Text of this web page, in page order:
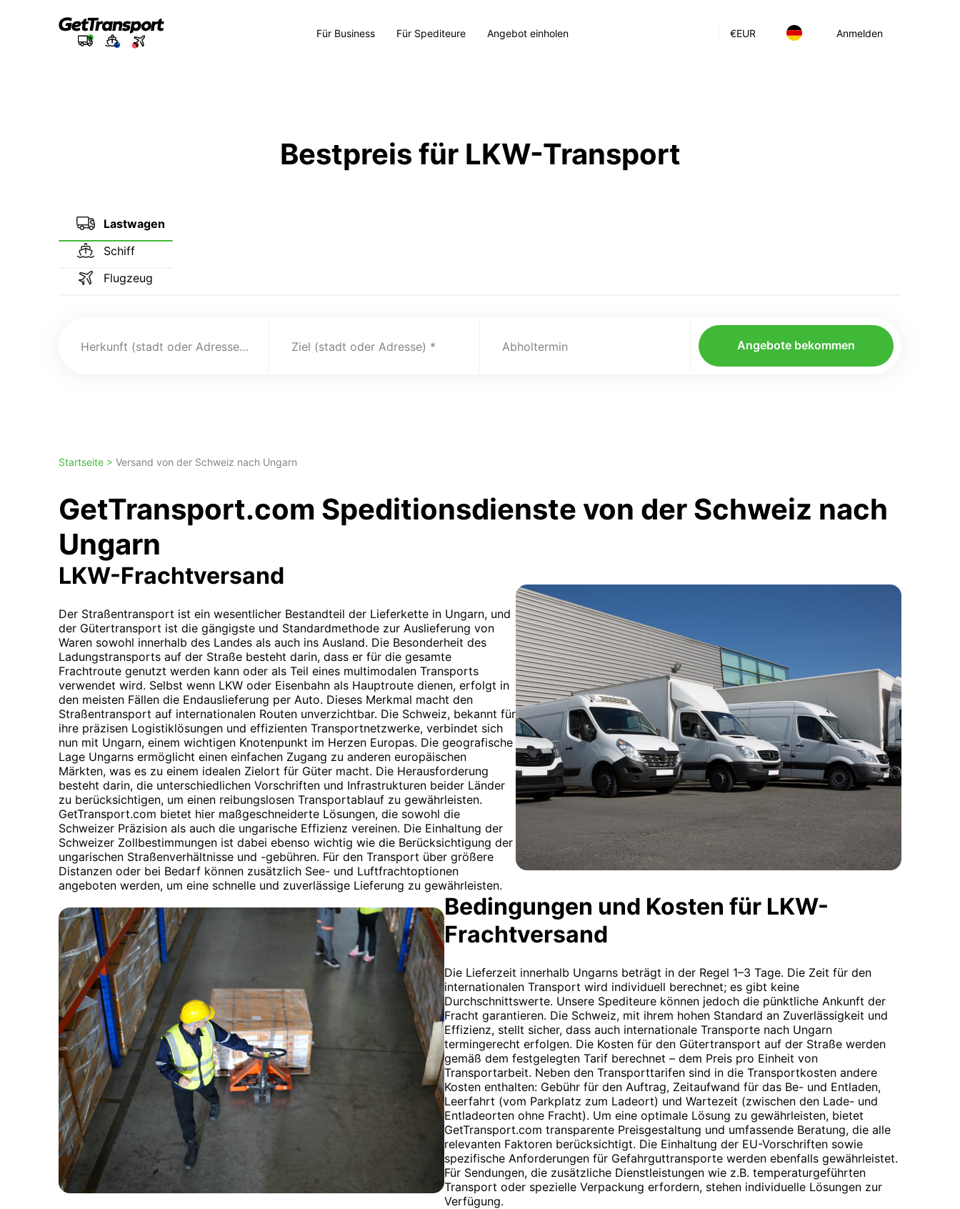
€EUR Anmelden
Für Business Für Spediteure Angebot einholen
Bestpreis für LKW-Transport
Lastwagen
Schiff
Flugzeug
Herkunft (stadt oder Adresse) Ziel (stadt oder Adresse) Abholtermin Angebote bekommen
Startseite > Versand von der Schweiz nach Ungarn
GetTransport.com Speditionsdienste von der Schweiz nach
Ungarn
LKW-Frachtversand
Der Straßentransport ist ein wesentlicher Bestandteil der Lieferkette in Ungarn, und
der Gütertransport ist die gängigste und Standardmethode zur Auslieferung von
Waren sowohl innerhalb des Landes als auch ins Ausland. Die Besonderheit des
Ladungstransports auf der Straße besteht darin, dass er für die gesamte
Frachtroute genutzt werden kann oder als Teil eines multimodalen Transports
verwendet wird. Selbst wenn LKW oder Eisenbahn als Hauptroute dienen, erfolgt in
den meisten Fällen die Endauslieferung per Auto. Dieses Merkmal macht den
Straßentransport auf internationalen Routen unverzichtbar. Die Schweiz, bekannt für
ihre präzisen Logistiklösungen und effizienten Transportnetzwerke, verbindet sich
nun mit Ungarn, einem wichtigen Knotenpunkt im Herzen Europas. Die geografische
Lage Ungarns ermöglicht einen einfachen Zugang zu anderen europäischen
Märkten, was es zu einem idealen Zielort für Güter macht. Die Herausforderung
besteht darin, die unterschiedlichen Vorschriften und Infrastrukturen beider Länder
zu berücksichtigen, um einen reibungslosen Transportablauf zu gewährleisten.
GetTransport.com bietet hier maßgeschneiderte Lösungen, die sowohl die
Schweizer Präzision als auch die ungarische Effizienz vereinen. Die Einhaltung der
Schweizer Zollbestimmungen ist dabei ebenso wichtig wie die Berücksichtigung der
ungarischen Straßenverhältnisse und -gebühren. Für den Transport über größere
Distanzen oder bei Bedarf können zusätzlich See- und Luftfrachtoptionen
angeboten werden, um eine schnelle und zuverlässige Lieferung zu gewährleisten.
Bedingungen und Kosten für LKW-
Frachtversand
Die Lieferzeit innerhalb Ungarns beträgt in der Regel 1–3 Tage. Die Zeit für den
internationalen Transport wird individuell berechnet; es gibt keine
Durchschnittswerte. Unsere Spediteure können jedoch die pünktliche Ankunft der
Fracht garantieren. Die Schweiz, mit ihrem hohen Standard an Zuverlässigkeit und
Effizienz, stellt sicher, dass auch internationale Transporte nach Ungarn
termingerecht erfolgen. Die Kosten für den Gütertransport auf der Straße werden
gemäß dem festgelegten Tarif berechnet – dem Preis pro Einheit von
Transportarbeit. Neben den Transporttarifen sind in die Transportkosten andere
Kosten enthalten: Gebühr für den Auftrag, Zeitaufwand für das Be- und Entladen,
Leerfahrt (vom Parkplatz zum Ladeort) und Wartezeit (zwischen den Lade- und
Entladeorten ohne Fracht). Um eine optimale Lösung zu gewährleisten, bietet
GetTransport.com transparente Preisgestaltung und umfassende Beratung, die alle
relevanten Faktoren berücksichtigt. Die Einhaltung der EU-Vorschriften sowie
spezifische Anforderungen für Gefahrguttransporte werden ebenfalls gewährleistet.
Für Sendungen, die zusätzliche Dienstleistungen wie z.B. temperaturgeführten
Transport oder spezielle Verpackung erfordern, stehen individuelle Lösungen zur
Verfügung.